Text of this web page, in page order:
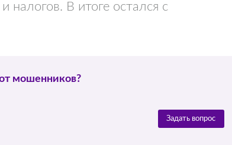
налогов. В итоге остался с
мошенников?
Задать вопрос